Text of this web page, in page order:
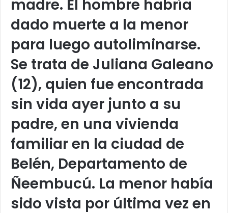
madre. El hombre habría
dado muerte a la menor
para luego autoliminarse.
Se trata de Juliana Galeano
(12), quien fue encontrada
sin vida ayer junto a su
padre, en una vivienda
familiar en la ciudad de
Belén, Departamento de
Ñeembucú. La menor había
sido vista por última vez en